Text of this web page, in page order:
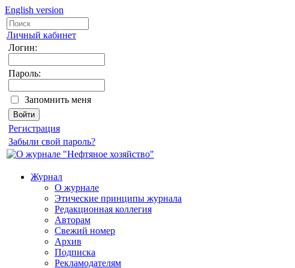
English version
Личный кабинет
Логин:
Пароль:
Запомнить меня
Регистрация
Забыли свой пароль?
Журнал
О журнале
Этические принципы журнала
Редакционная коллегия
Авторам
Свежий номер
Архив
Подписка
Рекламодателям